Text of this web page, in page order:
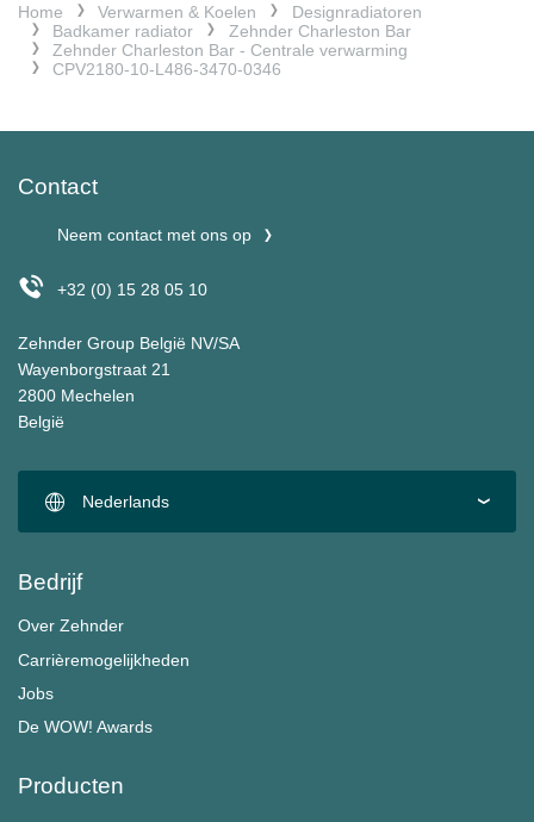
Home Verwarmen & Koelen
Designradiatoren
Badkamer radiator
Zehnder Charleston Bar
Zehnder Charleston Bar - Centrale verwarming
CPV2180-10-L486-3470-0346
Contact
Neem contact met ons op
+32 (0) 15 28 05 10
Zehnder Group België NV/SA
Wayenborgstraat 21
2800 Mechelen
België
Nederlands
Bedrijf
Over Zehnder
Carrièremogelijkheden
Jobs
De WOW! Awards
Producten